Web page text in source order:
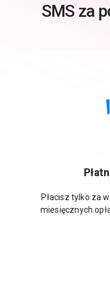
SMS za
Płacisz tylko za
miesięcznych